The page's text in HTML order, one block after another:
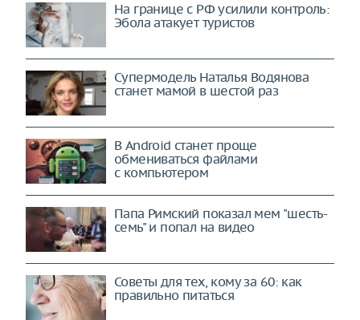
На границе с РФ усилили контроль:
Эбола атакует туристов
Супермодель Наталья Водянова
станет мамой в шестой раз
В Android станет проще
обмениваться файлами
с компьютером
Папа Римский показал мем "шесть-
семь" и попал на видео
Советы для тех, кому за 60: как
правильно питаться